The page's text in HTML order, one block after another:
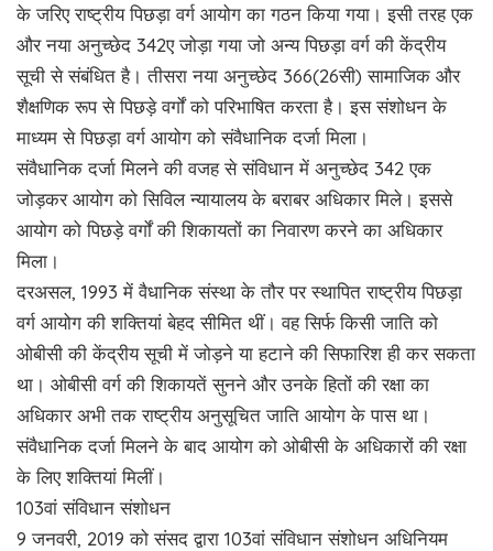
के जरिए राष्ट्रीय पिछड़ा वर्ग आयोग का गठन किया गया। इसी तरह एक
और नया अनुच्छेद 342ए जोड़ा गया जो अन्य पिछड़ा वर्ग की केंद्रीय
सूची से संबंधित है। तीसरा नया अनुच्छेद 366(26सी) सामाजिक और
शैक्षणिक रूप से पिछड़े वर्गों को परिभाषित करता है। इस संशोधन के
माध्यम से पिछड़ा वर्ग आयोग को संवैधानिक दर्जा मिला।
संवैधानिक दर्जा मिलने की वजह से संविधान में अनुच्छेद 342 एक
जोड़कर आयोग को सिविल न्यायालय के बराबर अधिकार मिले। इससे
आयोग को पिछड़े वर्गों की शिकायतों का निवारण करने का अधिकार
मिला।
दरअसल, 1993 में वैधानिक संस्था के तौर पर स्थापित राष्ट्रीय पिछड़ा
वर्ग आयोग की शक्तियां बेहद सीमित थीं। वह सिर्फ किसी जाति को
ओबीसी की केंद्रीय सूची में जोड़ने या हटाने की सिफारिश ही कर सकता
था। ओबीसी वर्ग की शिकायतें सुनने और उनके हितों की रक्षा का
अधिकार अभी तक राष्ट्रीय अनुसूचित जाति आयोग के पास था।
संवैधानिक दर्जा मिलने के बाद आयोग को ओबीसी के अधिकारों की रक्षा
के लिए शक्तियां मिलीं।
103वां संविधान संशोधन
9 जनवरी, 2019 को संसद द्वारा 103वां संविधान संशोधन अधिनियम